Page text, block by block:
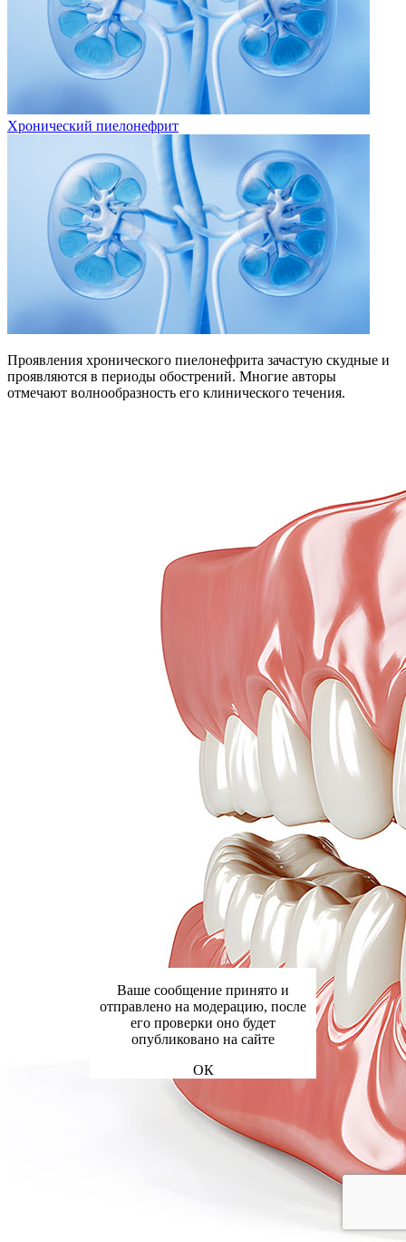
Хронический пиелонефрит
Проявления хронического пиелонефрита зачастую скудные и
проявляются в периоды обострений. Многие авторы
отмечают волнообразность его клинического течения.
Ваше сообщение принято и
отправлено на модерацию, после
его проверки оно будет
опубликовано на сайте
ОК